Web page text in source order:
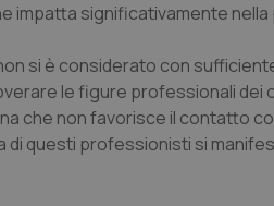
impatta significativamente
si è considerato con
le figure professionali
che non favorisce il contatto
di questi professionisti si
I cookie necessari
e l'accesso alle
Nome